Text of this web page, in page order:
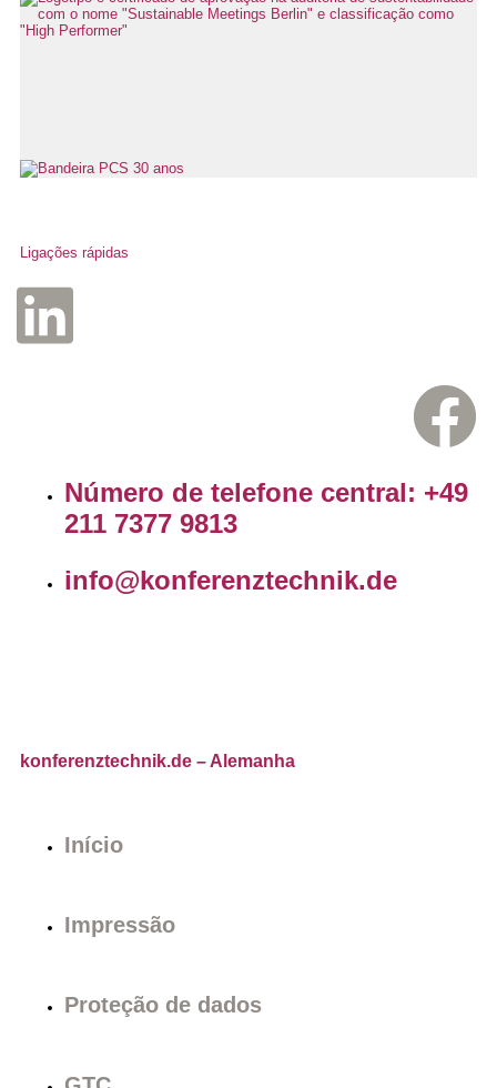
Ligações rápidas
Número de telefone central: +49
211 7377 9813
info@konferenztechnik.de
konferenztechnik.de – Alemanha
Início
Impressão
Proteção de dados